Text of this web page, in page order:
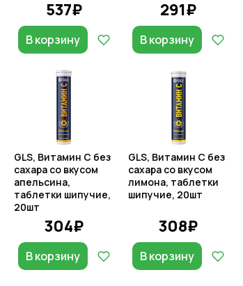
537₽
В корзину
291₽
В корзину
GLS, Витамин С без
сахара со вкусом
апельсина,
таблетки шипучие,
20шт
304₽
В корзину
GLS, Витамин С без
сахара со вкусом
лимона, таблетки
шипучие, 20шт
308₽
В корзину